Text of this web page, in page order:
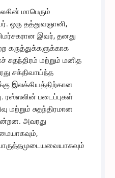
மாபெரும்
ஒரு தத்துவஞானி,
இவர், தனது
கருத்துக்களுக்காக
சுதந்திரம் மற்றும் மனித
சக்திவாய்ந்த
இலக்கியத்திற்கான
ரஸ்ஸலின் படைப்புகள்
மற்றும் சுதந்திரமான
அவரது